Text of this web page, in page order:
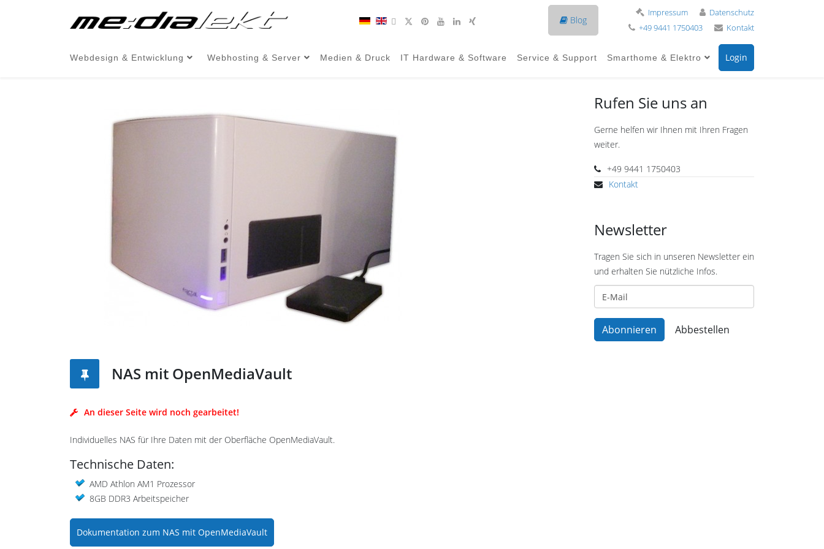
Blog
Impressum
Datenschutz
+49 9441 1750403
Kontakt
Webdesign & Entwicklung Webhosting & Server Medien & Druck IT Hardware & Software Service & Support Smarthome & Elektro Login
NAS mit OpenMediaVault
An dieser Seite wird noch gearbeitet!
Individuelles NAS für Ihre Daten mit der Oberfläche OpenMediaVault.
Technische Daten:
AMD Athlon AM1 Prozessor
8GB DDR3 Arbeitspeicher
Dokumentation zum NAS mit OpenMediaVault
Rufen Sie uns an
Gerne helfen wir Ihnen mit Ihren Fragen
weiter.
+49 9441 1750403
Kontakt
Newsletter
Tragen Sie sich in unseren Newsletter ein
und erhalten Sie nützliche Infos.